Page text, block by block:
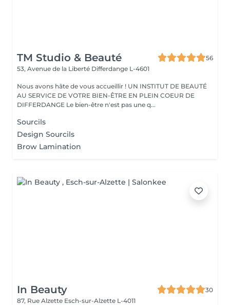
TM Studio & Beauté
56
53, Avenue de la Liberté Differdange L-4601
Nous avons hâte de vous accueillir ! UN INSTITUT DE BEAUTÉ
AU SERVICE DE VOTRE BIEN-ÊTRE EN PLEIN COEUR DE
DIFFERDANGE Le bien-être n'est pas une q...
Sourcils
Design Sourcils
Brow Lamination
In Beauty
30
87, Rue Alzette Esch-sur-Alzette L-4011